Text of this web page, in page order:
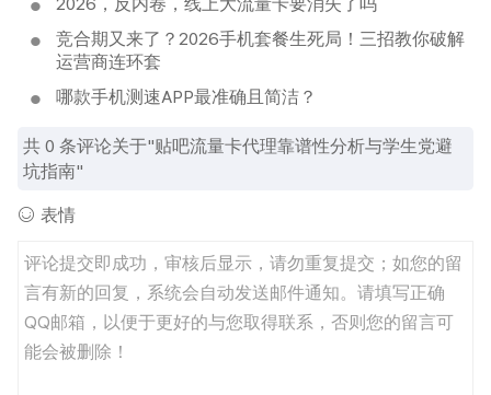
竞合期又来了？2026手机套餐生死局！三招教你破解
运营商连环套
哪款手机测速APP最准确且简洁？
共0 条评论关于"贴吧流量卡代理靠谱性分析与学生党避
坑指南"
表情